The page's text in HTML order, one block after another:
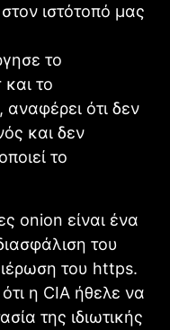
ιστότοπό μας
το
το
αναφέρει ότι δεν
και δεν
το
onion είναι ένα
του
του https.
η CIA ήθελε να
της ιδιωτικής